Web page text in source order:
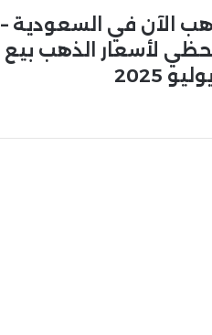
الآن في السعودية –
لأسعار الذهب بيع